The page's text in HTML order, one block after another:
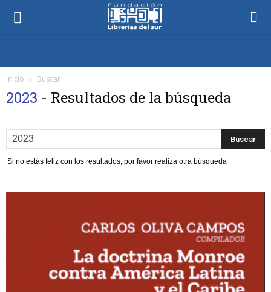
Inicio Buscar
2023 - Resultados de la búsqueda
Si no estás feliz con los resultados, por favor realiza otra búsqueda